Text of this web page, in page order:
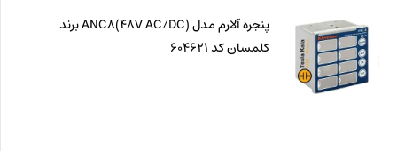
پنجره آلارم مدل ANC8(48V AC/DC) برند
کلمسان کد 604621